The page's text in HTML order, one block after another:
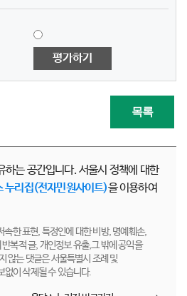
평가하기
목록
하는 공간입니다. 서울시 정책에 대한
누리집(전자민원사이트)을 이용하여
속한 표현, 특정인에 대한 비방, 명예훼손,
복적 글, 개인정보 유출,그 밖에 공익을
않는 댓글은 서울특별시 조례 및
없이 삭제될 수 있습니다.